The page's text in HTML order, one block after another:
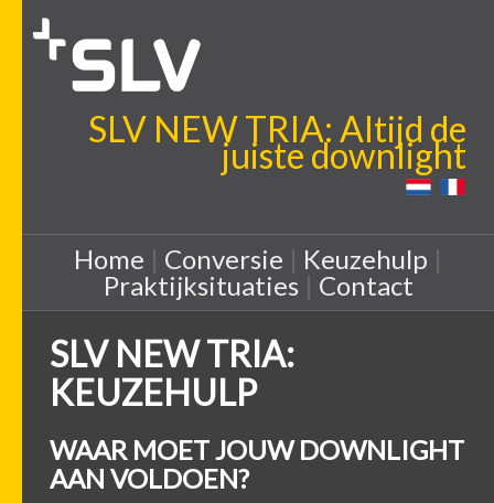
SLV NEW TRIA: Altijd de
juiste downlight
Home | Conversie | Keuzehulp |
Praktijksituaties| Contact
SLV NEW TRIA:
KEUZEHULP
WAAR MOET JOUW DOWNLIGHT
AAN VOLDOEN?